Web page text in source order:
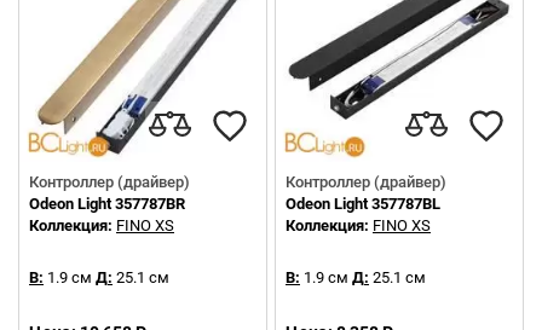
Контроллер (драйвер)
Odeon Light 357787BR
Коллекция: FINO XS
В: 1.9 см Д: 25.1 см
Контроллер (драйвер)
Odeon Light 357787BL
Коллекция: FINO XS
В: 1.9 см Д: 25.1 см